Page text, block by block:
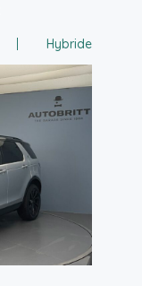
Hybride